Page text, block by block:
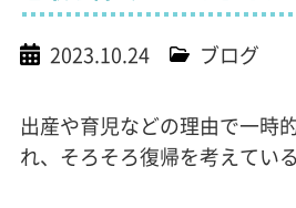
2023.10.24 ブログ
出産や育児などの理由で一時
れ、そろそろ復帰を考えてい